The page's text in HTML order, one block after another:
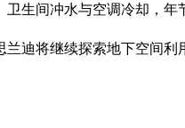
生间冲水与空调冷却，年
迪将继续探索地下空间